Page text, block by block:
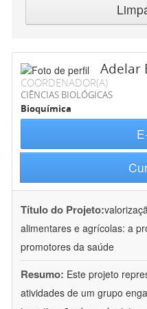
Adelar
COORDENADOR(A)
CIÊNCIAS BIOLÓGICAS
Bioquímica
Título do Projeto:
alimentares e agrícolas: a
promotores da saúde
Resumo: Este projeto
atividades de um grupo